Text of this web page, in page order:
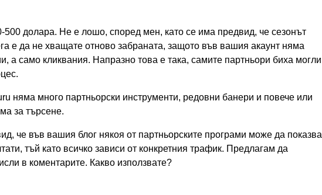
500 долара. Не е лошо, според мен, като се има предвид, че сезонът
е да не хващате отново забраната, защото във вашия акаунт няма
а само кликвания. Напразно това е така, самите партньори биха могли
няма много партньорски инструменти, редовни банери и повече или
за търсене.
че във вашия блог някоя от партньорските програми може да показва
тъй като всичко зависи от конкретния трафик. Предлагам да
в коментарите. Какво използвате?